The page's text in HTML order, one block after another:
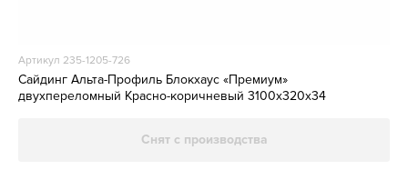
Артикул 235-1205-726
Сайдинг Альта-Профиль Блокхаус «Премиум»
двухпереломный Красно-коричневый 3100х320х34
Снят с производства